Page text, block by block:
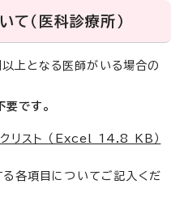
て（医科診療所）
上となる医師がいる場合の
です。
リスト （Excel 14.8 KB）
各項目についてご記入くだ